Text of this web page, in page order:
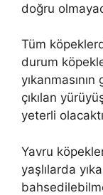
doğru
Tüm
durum
çıkılan
yeterli
Yavru
yaşlılarda